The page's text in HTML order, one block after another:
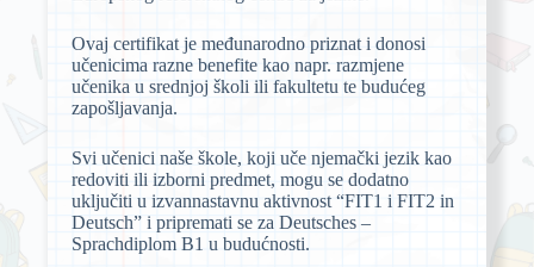
Ovaj certifikat je međunarodno priznat i donosi
učenicima razne benefite kao napr. razmjene
učenika u srednjoj školi ili fakultetu te budućeg
zapošljavanja.
Svi učenici naše škole, koji uče njemački jezik kao
redoviti ili izborni predmet, mogu se dodatno
uključiti u izvannastavnu aktivnost “FIT1 i FIT2 in
Deutsch” i pripremati se za Deutsches –
Sprachdiplom B1 u budućnosti.